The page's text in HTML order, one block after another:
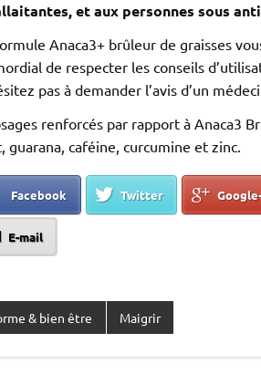
et aux personnes sous
Anaca3+ brûleur de graisses
de respecter les conseils
pas à demander l’avis d’un
renforcés par rapport à Anaca3
guarana, caféine, curcumine et zinc.
Facebook Twitter
E-mail
& bien être Maigrir